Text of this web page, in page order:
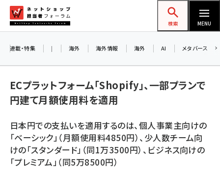
ン
ネットショップ担当者フォーラム
検索 MENU
yahoo (1908)
楽天 (1877)
ecbeing (1211)
連載・特集 | 海外 海外情報 海外 AI メタバース
ECプラットフォーム「Shopify」、一部プランで
円建て月額使用料を適用
日本円での支払いを適用するのは、個人事業主向けの
「ベーシック」（月額使用料4850円）、少人数チーム向
けの「スタンダード」（同1万3500円）、ビジネス向けの
「プレミアム」（同5万8500円）
8/